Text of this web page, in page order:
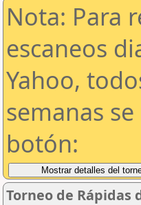
Nota: Para
escaneos
Yahoo,
semanas
botón:
Torneo de Rápidas